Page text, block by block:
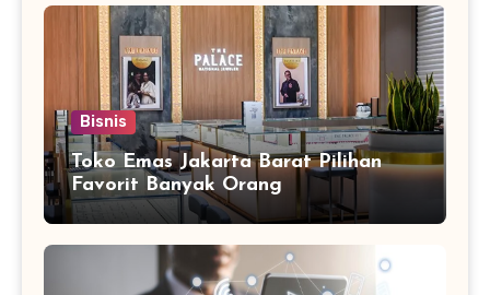
Bisnis
Toko Emas Jakarta Barat Pilihan
Favorit Banyak Orang